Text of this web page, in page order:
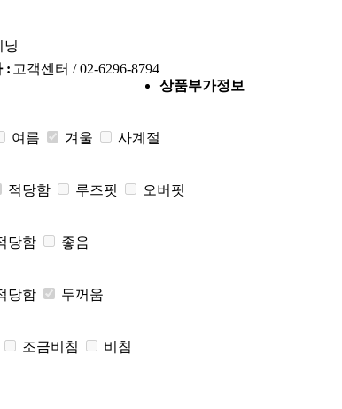
: 고객센터 / 02-6296-8794
상품부가정보
여름 겨울 사계절
적당함 루즈핏 오버핏
당함 좋음
당함 두꺼움
조금비침 비침